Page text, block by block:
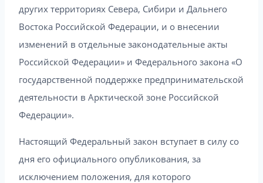
других территориях Севера, Сибири и Дальнего
Востока Российской Федерации, и о внесении
изменений в отдельные законодательные акты
Российской Федерации» и Федерального закона «О
государственной поддержке предпринимательской
деятельности в Арктической зоне Российской
Федерации».
Настоящий Федеральный закон вступает в силу со
дня его официального опубликования, за
исключением положения, для которого